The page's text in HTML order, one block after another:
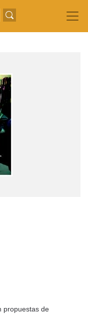
propuestas de